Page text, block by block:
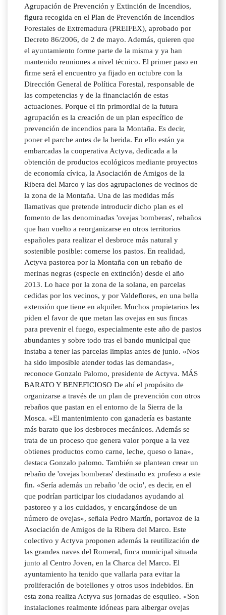
Agrupación de Prevención y Extinción de Incendios,
figura recogida en el Plan de Prevención de Incendios
Forestales de Extremadura (PREIFEX), aprobado por
Decreto 86/2006, de 2 de mayo. Además, quieren que
el ayuntamiento forme parte de la misma y ya han
mantenido reuniones a nivel técnico. El primer paso en
firme será el encuentro ya fijado en octubre con la
Dirección General de Política Forestal, responsable de
las competencias y de la financiación de estas
actuaciones. Porque el fin primordial de la futura
agrupación es la creación de un plan específico de
prevención de incendios para la Montaña. Es decir,
poner el parche antes de la herida. En ello están ya
embarcadas la cooperativa Actyva, dedicada a la
obtención de productos ecológicos mediante proyectos
de economía cívica, la Asociación de Amigos de la
Ribera del Marco y las dos agrupaciones de vecinos de
la zona de la Montaña. Una de las medidas más
llamativas que pretende introducir dicho plan es el
fomento de las denominadas 'ovejas bomberas', rebaños
que han vuelto a reorganizarse en otros territorios
españoles para realizar el desbroce más natural y
sostenible posible: comerse los pastos. En realidad,
Actyva pastorea por la Montaña con un rebaño de
merinas negras (especie en extinción) desde el año
2013. Lo hace por la zona de la solana, en parcelas
cedidas por los vecinos, y por Valdeflores, en una bella
extensión que tiene en alquiler. Muchos propietarios les
piden el favor de que metan las ovejas en sus fincas
para prevenir el fuego, especialmente este año de pastos
abundantes y sobre todo tras el bando municipal que
instaba a tener las parcelas limpias antes de junio. «Nos
ha sido imposible atender todas las demandas»,
reconoce Gonzalo Palomo, presidente de Actyva. MÁS
BARATO Y BENEFICIOSO De ahí el propósito de
organizarse a través de un plan de prevención con otros
rebaños que pastan en el entorno de la Sierra de la
Mosca. «El mantenimiento con ganadería es bastante
más barato que los desbroces mecánicos. Además se
trata de un proceso que genera valor porque a la vez
obtienes productos como carne, leche, queso o lana»,
destaca Gonzalo palomo. También se plantean crear un
rebaño de 'ovejas bomberas' destinado ex profeso a este
fin. «Sería además un rebaño 'de ocio', es decir, en el
que podrían participar los ciudadanos ayudando al
pastoreo y a los cuidados, y encargándose de un
número de ovejas», señala Pedro Martín, portavoz de la
Asociación de Amigos de la Ribera del Marco. Este
colectivo y Actyva proponen además la reutilización de
las grandes naves del Romeral, finca municipal situada
junto al Centro Joven, en la Charca del Marco. El
ayuntamiento ha tenido que vallarla para evitar la
proliferación de botellones y otros usos indebidos. En
esta zona realiza Actyva sus jornadas de esquileo. «Son
instalaciones realmente idóneas para albergar ovejas